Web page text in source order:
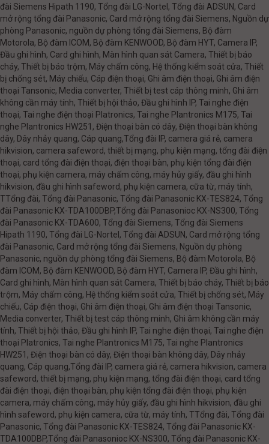
đài Siemens Hipath 1190, Tổng đài LG-Nortel, Tổng đài ADSUN, Card
mở rộng tổng đài Panasonic, Card mở rộng tổng đài Siemens, Nguồn dự
phòng Panasonic, nguồn dự phòng tổng đài Siemens, Bộ đàm
Motorola, Bộ đàm ICOM, Bộ đàm KENWOOD, Bộ đàm HYT, Camera IP,
Đầu ghi hình, Card ghi hình, Màn hình quan sát Camera, Thiết bị báo
cháy, Thiết bị báo trộm, Máy chấm công, Hệ thống kiểm soát cửa, Thiết
bị chống sét, Máy chiếu, Cáp điện thoại, Ghi âm điện thoại, Ghi âm điện
thoại Tansonic, Media converter, Thiết bị test cáp thông minh, Ghi âm
không cần máy tính, Thiết bị hội thảo, Đầu ghi hình IP, Tai nghe điện
thoại, Tai nghe điện thoại Platronics, Tai nghe Plantronics M175, Tai
nghe Plantronics HW251, Điện thoại bàn có dây, Điện thoại bàn không
dây, Dây nhảy quang, Cáp quang,Tổng đài IP, camera giá rẻ, camera
hikvision, camera safeword, thiết bị mạng, phụ kiện mạng, tổng đài điện
thoại, card tổng đài điện thoại, điện thoại bàn, phụ kiện tổng đài điện
thoại, phụ kiện camera, máy chấm công, máy hủy giấy, đầu ghi hình
hikvision, đầu ghi hình safeword, phụ kiện camera, cữa từ, máy tính,
TTổng đài, Tổng đài Panasonic, Tổng đài Panasonic KX-TES824, Tổng
đài Panasonic KX-TDA100DBP,Tổng đài Panasonioc KX-NS300, Tổng
đài Panasonic KX-TDA600, Tổng đài Siemens, Tổng đài Siemens
Hipath 1190, Tổng đài LG-Nortel, Tổng đài ADSUN, Card mở rộng tổng
đài Panasonic, Card mở rộng tổng đài Siemens, Nguồn dự phòng
Panasonic, nguồn dự phòng tổng đài Siemens, Bộ đàm Motorola, Bộ
đàm ICOM, Bộ đàm KENWOOD, Bộ đàm HYT, Camera IP, Đầu ghi hình,
Card ghi hình, Màn hình quan sát Camera, Thiết bị báo cháy, Thiết bị báo
trộm, Máy chấm công, Hệ thống kiểm soát cửa, Thiết bị chống sét, Máy
chiếu, Cáp điện thoại, Ghi âm điện thoại, Ghi âm điện thoại Tansonic,
Media converter, Thiết bị test cáp thông minh, Ghi âm không cần máy
tính, Thiết bị hội thảo, Đầu ghi hình IP, Tai nghe điện thoại, Tai nghe điện
thoại Platronics, Tai nghe Plantronics M175, Tai nghe Plantronics
HW251, Điện thoại bàn có dây, Điện thoại bàn không dây, Dây nhảy
quang, Cáp quang,Tổng đài IP, camera giá rẻ, camera hikvision, camera
safeword, thiết bị mạng, phụ kiện mạng, tổng đài điện thoại, card tổng
đài điện thoại, điện thoại bàn, phụ kiện tổng đài điện thoại, phụ kiện
camera, máy chấm công, máy hủy giấy, đầu ghi hình hikvision, đầu ghi
hình safeword, phụ kiện camera, cữa từ, máy tính, TTổng đài, Tổng đài
Panasonic, Tổng đài Panasonic KX-TES824, Tổng đài Panasonic KX-
TDA100DBP,Tổng đài Panasonioc KX-NS300, Tổng đài Panasonic KX-